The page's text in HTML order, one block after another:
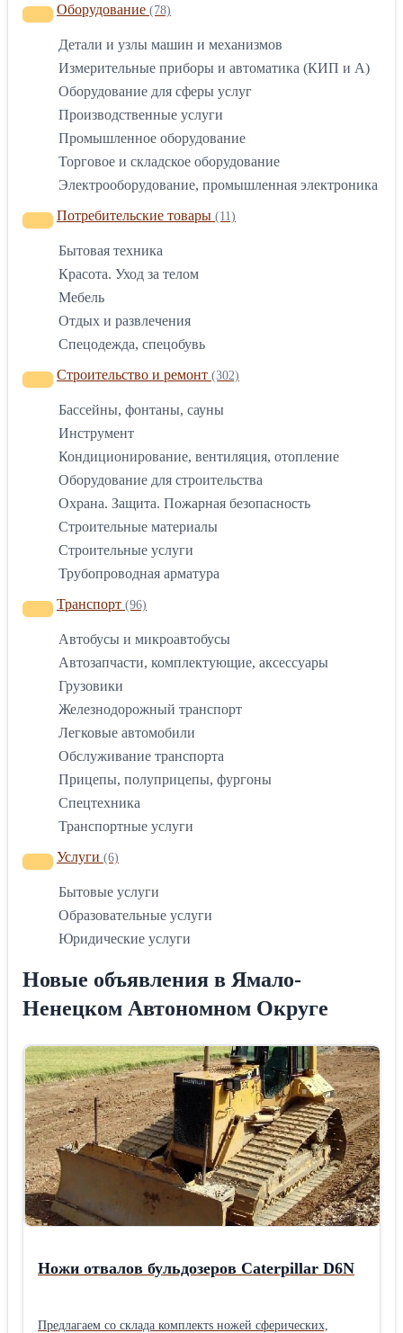
Оборудование (78)
Детали и узлы машин и механизмов
Измерительные приборы и автоматика (КИП и А)
Оборудование для сферы услуг
Производственные услуги
Промышленное оборудование
Торговое и складское оборудование
Электрооборудование, промышленная электроника
Потребительские товары (11)
Бытовая техника
Красота. Уход за телом
Мебель
Отдых и развлечения
Спецодежда, спецобувь
Строительство и ремонт (302)
Бассейны, фонтаны, сауны
Инструмент
Кондиционирование, вентиляция, отопление
Оборудование для строительства
Охрана. Защита. Пожарная безопасность
Строительные материалы
Строительные услуги
Трубопроводная арматура
Транспорт (96)
Автобусы и микроавтобусы
Автозапчасти, комплектующие, аксессуары
Грузовики
Железнодорожный транспорт
Легковые автомобили
Обслуживание транспорта
Прицепы, полуприцепы, фургоны
Спецтехника
Транспортные услуги
Услуги (6)
Бытовые услуги
Образовательные услуги
Юридические услуги
Новые объявления в Ямало-
Ненецком Автономном Округе
Ножи отвалов бульдозеров Caterpillar D6N
Предлагаем со склада комплектs ножей сферических,